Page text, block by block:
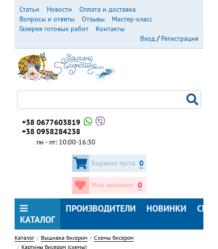
Перейти
основному
содержанию
Статьи Новости
Оплата и доставка
Вопросы и ответы
Отзывы
Мастер-класс
Галерея готовых работ
Контакты
Вход
Регистрация
+38 0677603819
+38 0958284238
пн - пт: 10:00-16:30
Корзина пуста 0
Мои желания: 0
КАТАЛОГ
ПРОИЗВОДИТЕЛИ НОВИНКИ
Каталог Вышивка бисером
Схемы бисером
Картины бисером (схемы)